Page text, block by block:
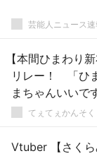
芸能人ニュース速
【本間ひまわり
リレー！ 「ひ
まちゃんいいで
Vtuber 【さく